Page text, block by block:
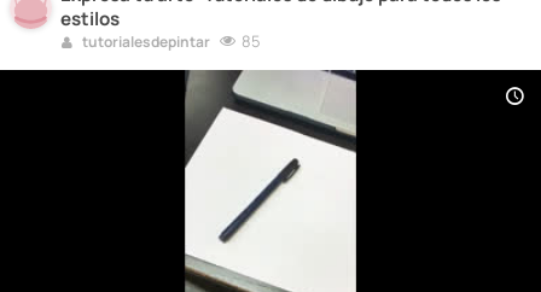
estilos
tutorialesdepintar 85